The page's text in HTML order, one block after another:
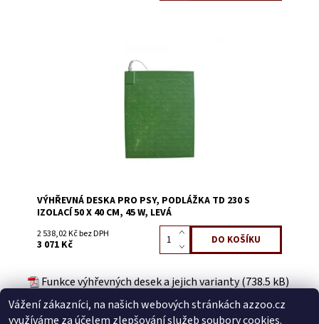
0125B
VÝHŘEVNÁ DESKA PRO PSY, PODLÁŽKA TD 230 S
IZOLACÍ 50 X 40 CM, 45 W, LEVÁ
2 538,02 Kč bez DPH
3 071 Kč
Funkce výhřevných desek a jejich varianty (738.5 kB)
Buďte první, kdo napíše příspěvek k této položce.
Vážení zákazníci, na našich webových stránkách azzoo.cz
využíváme za účelem zlepšování služeb soubory cookies.